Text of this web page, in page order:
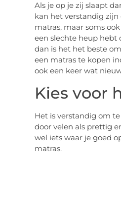
Als je op je zij slaapt
kan het verstandig zijn
matras, maar soms
een slechte heup hebt
dan is het het beste
een matras te kopen
ook een keer wat
Kies voor
Het is verstandig om
door velen als prettig
wel iets waar je goed
matras.